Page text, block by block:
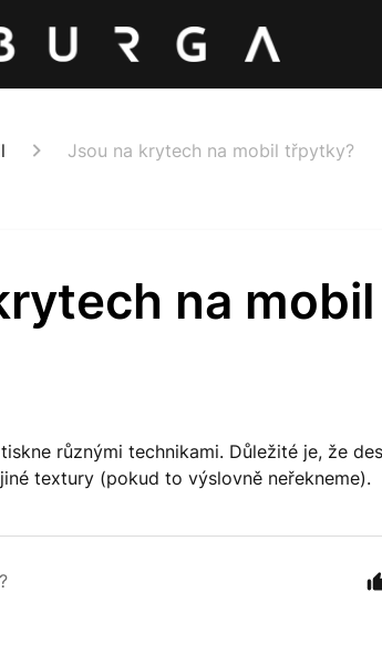
Jsou na krytech na mobil třpytky?
na mobil
různými technikami. Důležité je, že
textury (pokud to výslovně neřekneme).